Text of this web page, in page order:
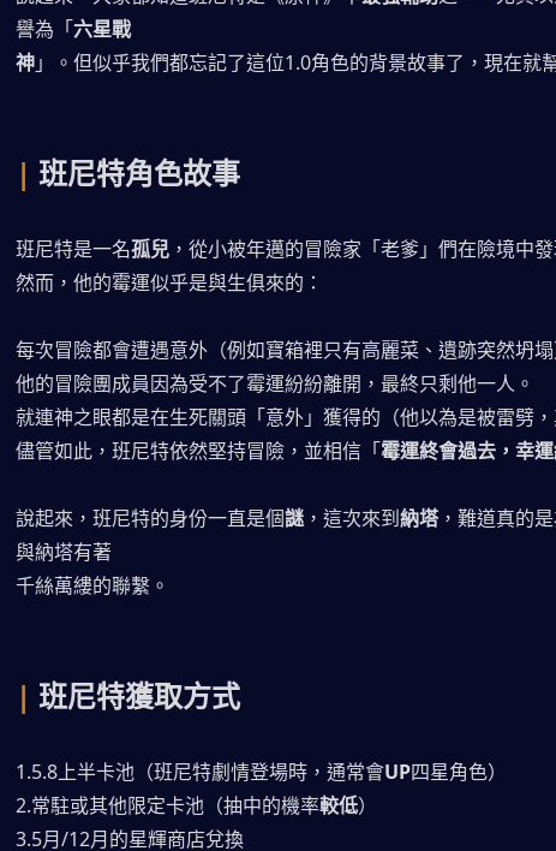
譽為「六星戰
神」。但似乎我們都忘記了這位1.0角色的背景故事了，現在就
| 班尼特角色故事
班尼特是一名孤兒 ，從小被年邁的冒險家「老爹」們在險境中
然而，他的霉運似乎是與生俱來的：
每次冒險都會遭遇意外（例如寶箱裡只有高麗菜、遺跡突然坍塌
他的冒險團成員因為受不了霉運紛紛離開，最終只剩他一人。
就連神之眼都是在生死關頭「意外」獲得的（他以為是被雷劈
儘管如此，班尼特依然堅持冒險，並相信「霉運終會過去，幸
說起來，班尼特的身份一直是個謎，這次來到納塔 ，難道真的
與納塔有著
千絲萬縷的聯繫。
| 班尼特獲取方式
1.5.8上半卡池（班尼特劇情登場時，通常會UP四星角色）
2.常駐或其他限定卡池（抽中的機率較低）
3.5月/12月的星輝商店兌換